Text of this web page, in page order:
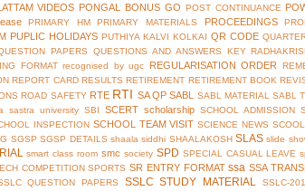
VIDEOS PONGAL BONUS GO POST CONTINUANCE
PRIMARY HM PRIMARY MATERIALS PROCEEDINGS
PUPLIC HOLIDAYS PUTHIYA KALVI KOLKAI QR CODE
PAPERS QUESTIONS AND ANSWERS KEY
FORMAT recognised by ugc REGULARISATION ORDER
REPORT CARD RESULTS RETIREMENT RETIREMENT BOOK
ROAD SAFETY RTE RTI SA QP SABL SABL MATERIAL SABL
sastra university SBI SCERT scholarship SCHOOL ADMISSION
INSPECTION SCHOOL TEAM VISIT SCIENCE NEWS
SGSP SGSP DETAILS shaala siddhi SHAALAKOSH SLAS slide
smart class room smc society SPD SPECIAL CASUAL LEAVE
COMPETITION SPORTS SR ENTRY FORMAT ssa SSA
QUESTION PAPERS SSLC STUDY MATERIAL
SSLC-